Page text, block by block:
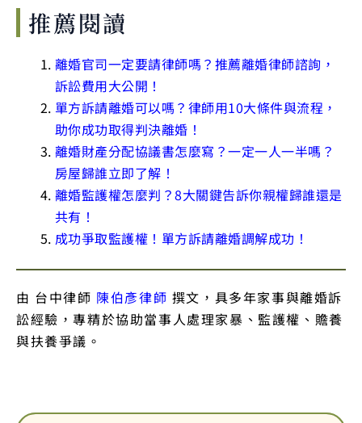
推薦閱讀
離婚官司一定要請律師嗎？推薦離婚律師諮詢，
訴訟費用大公開！
單方訴請離婚可以嗎？律師用10大條件與流程，
助你成功取得判決離婚！
離婚財產分配協議書怎麼寫？一定一人一半嗎？
房屋歸誰立即了解！
離婚監護權怎麼判？8大關鍵告訴你親權歸誰還是
共有！
成功爭取監護權！單方訴請離婚調解成功！
由 台中律師 陳伯彥律師 撰文，具多年家事與離婚訴
訟經驗，專精於協助當事人處理家暴、監護權、贍養
與扶養爭議。